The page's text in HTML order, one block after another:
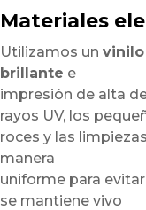
Materiales
Utilizamos un
brillante e
impresión de alta
rayos UV, los
roces y las
manera
uniforme para
se mantiene vivo